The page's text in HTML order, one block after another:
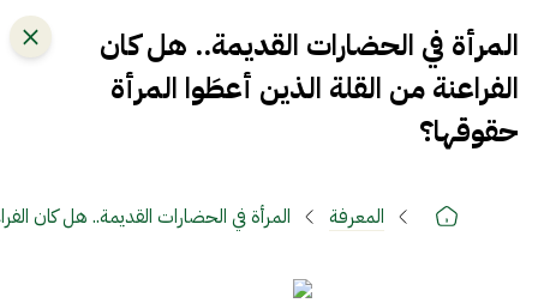
المرأة في الحضارات القديمة.. هل كان
الفراعنة من القلة الذين أعطَوا المرأة
حقوقها؟
المعرفة المرأة في الحضارات القديمة.. هل كان